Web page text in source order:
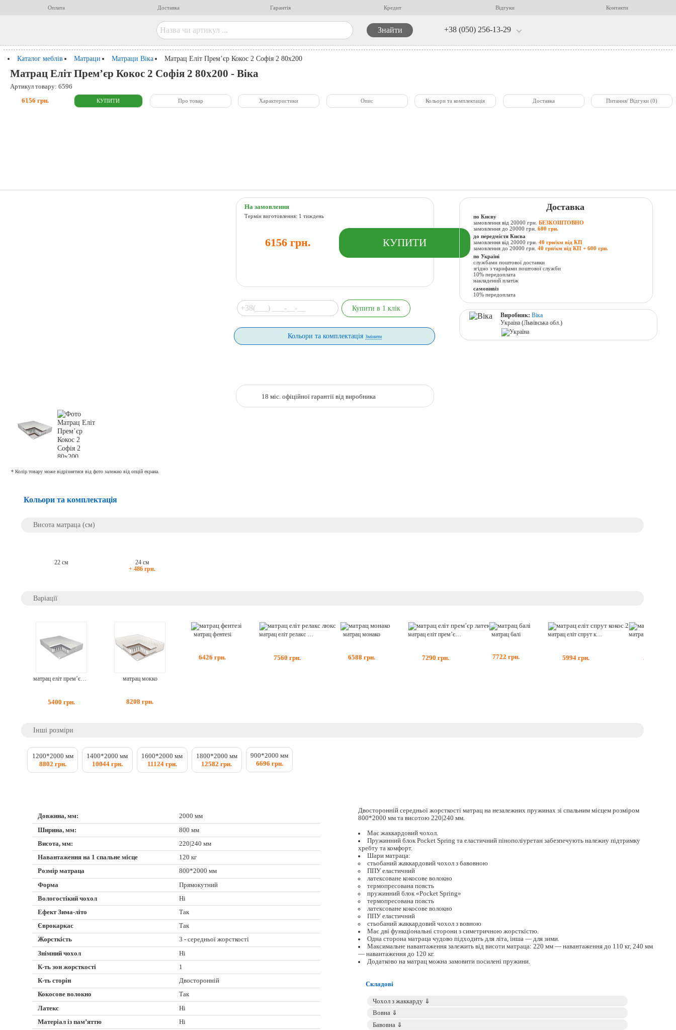
Оплата Доставка Гарантія Кредит Відгуки Контакти
+38 (050) 256-13-29
Каталог меблів Матраци Матраци Віка Матрац Еліт Прем’єр Кокос 2 Софія 2 80x200
Матрац Еліт Прем’єр Кокос 2 Софія 2 80x200 - Віка
Артикул товару: 6596
6156 грн. Про товар Характеристики Опис Кольори та комплектація Доставка Питання/ Відгуки (0)
* Колір товару може відрізнятися від фото залежно від опцій екрана.
На замовлення
Термін виготовлення: 1 тиждень
6156 грн.
Кольори та комплектація Змінити
18 міс. офіційної гарантії від виробника
Доставка
по Києву
замовлення від 20000 грн. БЕЗКОШТОВНО
замовлення до 20000 грн. 600 грн.
до передмістя Києва
замовлення від 20000 грн. 40 грн/км від КП
замовлення до 20000 грн. 40 грн/км від КП + 600 грн.
по Україні
службами поштової доставки
згідно з тарифами поштової служби
10% передоплата
накладений платіж
самовивіз
10% передоплата
Виробник: Віка
Україна (Львівська обл.)
Кольори та комплектація
Висота матраца (см)
22 см
24 см
+ 486 грн.
Варіації
матрац еліт прем’єр венеція
5400 грн.
матрац мокко
8208 грн.
матрац фентезі
6426 грн.
матрац еліт релакс люкс
7560 грн.
матрац монако
6588 грн.
матрац еліт прем’єр латекс
7290 грн.
матрац балі
7722 грн.
матрац еліт спрут кокос 2
5994 грн. 5778
Інші розміри
1200*2000 мм
8802 грн.
1400*2000 мм
10044 грн.
1600*2000 мм
11124 грн.
1800*2000 мм
12582 грн.
900*2000 мм
6696 грн.
Довжина, мм:
2000 мм
Ширина, мм:
800 мм
Висота, мм:
220|240 мм
Навантаження на 1 спальне місце
120 кг
Розмір матраца
800*2000 мм
Форма
Прямокутний
Вологостікий чохол
Ні
Ефект Зима-літо
Так
Єврокаркас
Так
Жорсткість
3 - середньої жорсткості
Знімний чохол
Ні
К-ть зон жорсткості
1
К-ть сторін
Двосторонній
Кокосове волокно
Так
Латекс
Ні
Матеріал із пам’яттю
Ні
Двосторонній середньої жорсткості матрац на незалежних пружинах зі спальним місцем розміром
800*2000 мм та висотою 220|240 мм.
Має жаккардовий чохол.
Пружинний блок Pocket Spring та еластичний пінополіуретан забезпечують належну підтримку
хребту та комфорт.
Шари матраца:
стьобаний жаккардовий чохол з бавовною
ППУ еластичний
латексоване кокосове волокно
термопресована повсть
пружинний блок «Pocket Spring»
термопресована повсть
латексоване кокосове волокно
ППУ еластичний
стьобаний жаккардовий чохол з вовною
Має дві функціональні сторони з симетричною жорсткістю.
Одна сторона матраца чудово підходить для літа, інша — для зими.
Максимальне навантаження залежить від висоти матраца: 220 мм — навантаження до 110 кг, 240 мм
— навантаження до 120 кг.
Додатково на матрац можна замовити посилені пружини.
Складові